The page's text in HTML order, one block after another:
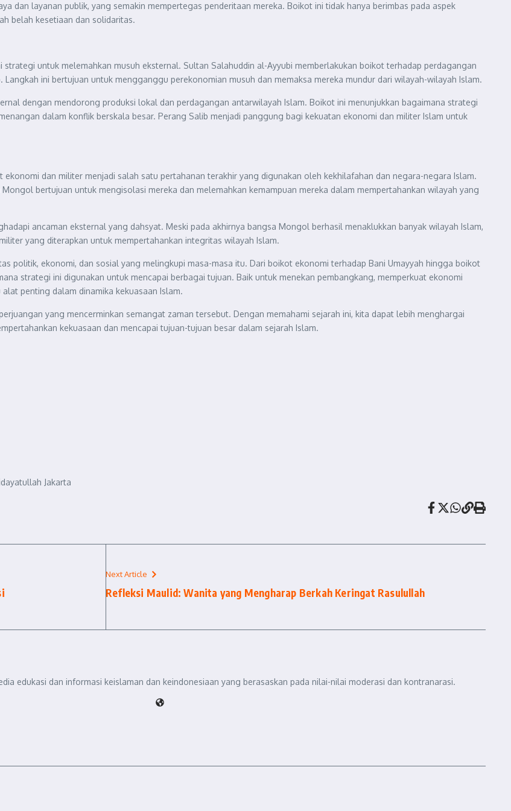
dan layanan publik, yang semakin mempertegas penderitaan mereka. Boikot ini tidak hanya berimbas pada aspek
belah kesetiaan dan solidaritas.
untuk melemahkan musuh eksternal. Sultan Salahuddin al-Ayyubi memberlakukan boikot terhadap perdagangan
ini bertujuan untuk mengganggu perekonomian musuh dan memaksa mereka mundur dari wilayah-wilayah Islam.
dengan mendorong produksi lokal dan perdagangan antarwilayah Islam. Boikot ini menunjukkan bagaimana strategi
dalam konflik berskala besar. Perang Salib menjadi panggung bagi kekuatan ekonomi dan militer Islam untuk
dan militer menjadi salah satu pertahanan terakhir yang digunakan oleh kekhilafahan dan negara-negara Islam.
bertujuan untuk mengisolasi mereka dan melemahkan kemampuan mereka dalam mempertahankan wilayah yang
ancaman eksternal yang dahsyat. Meski pada akhirnya bangsa Mongol berhasil menaklukkan banyak wilayah Islam,
yang diterapkan untuk mempertahankan integritas wilayah Islam.
politik, ekonomi, dan sosial yang melingkupi masa-masa itu. Dari boikot ekonomi terhadap Bani Umayyah hingga boikot
strategi ini digunakan untuk mencapai berbagai tujuan. Baik untuk menekan pembangkang, memperkuat ekonomi
penting dalam dinamika kekuasaan Islam.
yang mencerminkan semangat zaman tersebut. Dengan memahami sejarah ini, kita dapat lebih menghargai
kekuasaan dan mencapai tujuan-tujuan besar dalam sejarah Islam.
Jakarta
Next Article
Refleksi Maulid: Wanita yang Mengharap Berkah Keringat Rasulullah
edukasi dan informasi keislaman dan keindonesiaan yang berasaskan pada nilai-nilai moderasi dan kontranarasi.